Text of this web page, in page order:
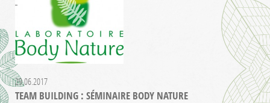
29.06.2017
TEAM BUILDING : SÉMINAIRE BODY NATURE